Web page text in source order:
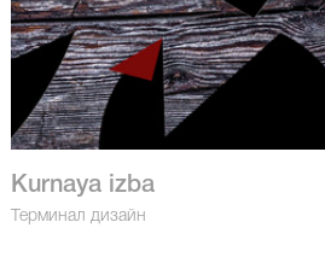
Kurnaya izba
Терминал дизайн